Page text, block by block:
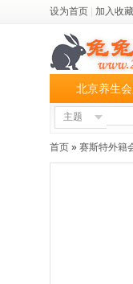
设为首页 加入收藏
北京养生
主题
首页 » 赛斯特外籍